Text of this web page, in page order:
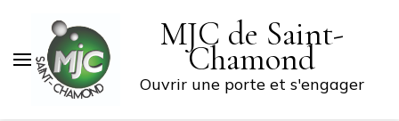
MJC de Saint-
Chamond
Ouvrir une porte et s'engager